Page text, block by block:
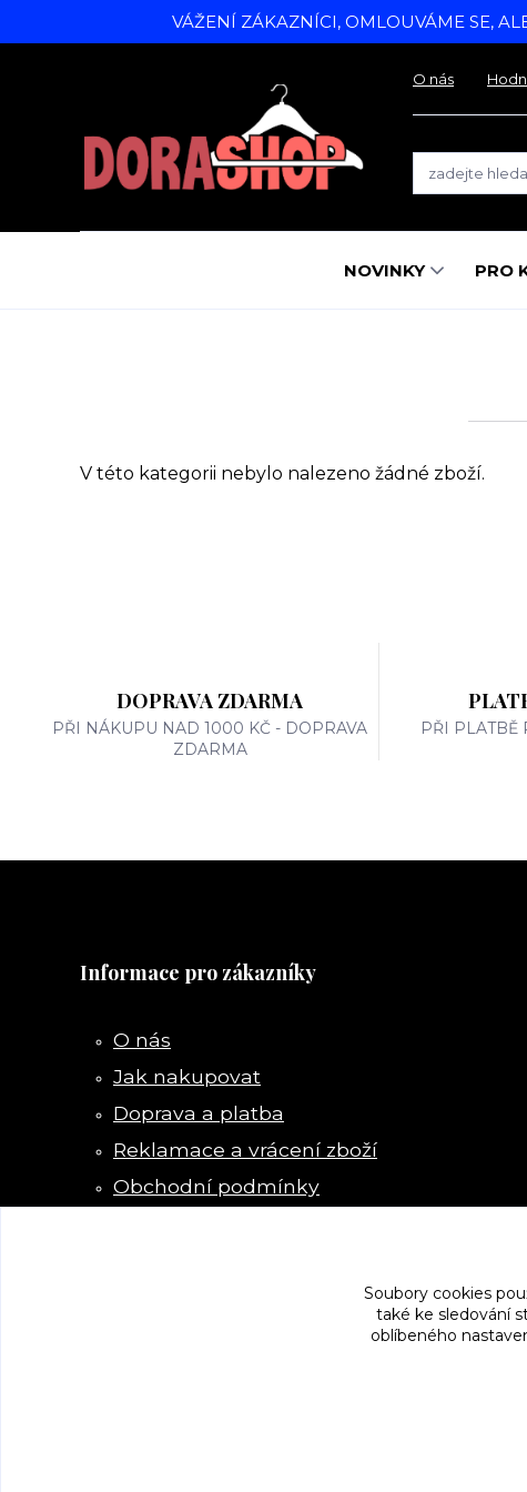
VÁŽENÍ ZÁKAZNÍCI, OMLOUVÁME SE,
O nás
NOVINKY PRO
V této kategorii nebylo nalezeno žádné zboží.
DOPRAVA ZDARMA
PŘI NÁKUPU NAD 1000 KČ - DOPRAVA
ZDARMA
PŘI PLATBĚ
Informace pro zákazníky
O nás
Jak nakupovat
Doprava a platba
Reklamace a vrácení zboží
Obchodní podmínky
Soubory cookies
také ke sledování
oblíbeného